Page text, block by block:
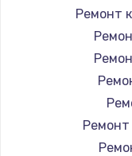
Ремонт
Ремонт